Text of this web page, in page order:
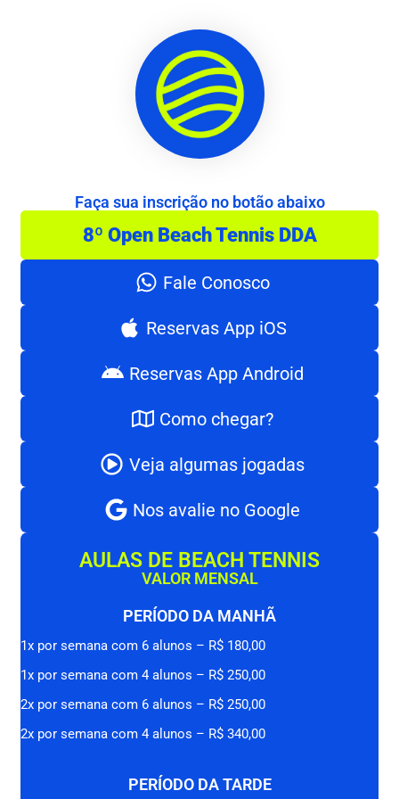
Faça sua inscrição no botão abaixo
8º Open Beach Tennis DDA
Fale Conosco
Reservas App iOS
Reservas App Android
Como chegar?
Veja algumas jogadas
Nos avalie no Google
AULAS DE BEACH TENNIS
VALOR MENSAL
PERÍODO DA MANHÃ
1x por semana com 6 alunos – R$ 180,00
1x por semana com 4 alunos – R$ 250,00
2x por semana com 6 alunos – R$ 250,00
2x por semana com 4 alunos – R$ 340,00
PERÍODO DA TARDE